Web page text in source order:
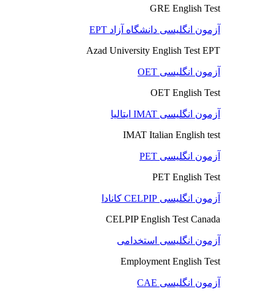
GRE English Test
آزمون انگلیسی دانشگاه آزاد EPT
Azad University English Test EPT
آزمون انگلیسی OET
OET English Test
آزمون انگلیسی IMAT ایتالیا
IMAT Italian English test
آزمون انگلیسی PET
PET English Test
آزمون انگلیسی CELPIP کانادا
CELPIP English Test Canada
آزمون انگلیسی استخدامی
Employment English Test
آزمون انگلیسی CAE